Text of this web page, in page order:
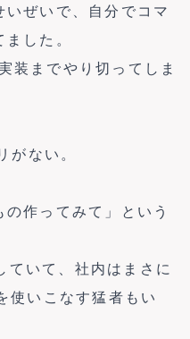
ぜいで、自分でコマ
した。
までやり切ってしま
がない。
作ってみて」という
いて、社内はまさに
使いこなす猛者もい